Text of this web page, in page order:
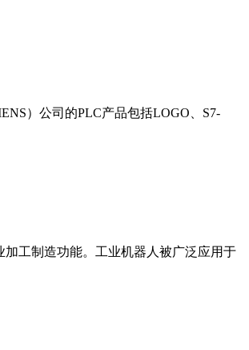
）公司的PLC产品包括LOGO、S7-
工制造功能。工业机器人被广泛应用于